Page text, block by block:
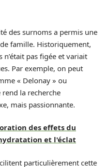
des surnoms a permis une
famille. Historiquement,
n’était pas figée et variait
Par exemple, on peut
« Delonay » ou
la recherche
mais passionnante.
des effets du
et l'éclat
particulièrement cette